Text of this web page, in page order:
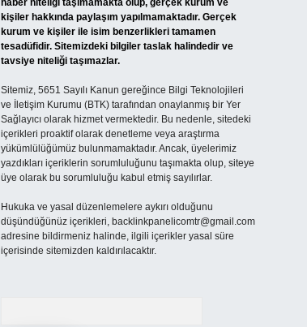
haber niteliği taşımamakta olup, gerçek kurum ve
kişiler hakkında paylaşım yapılmamaktadır. Gerçek
kurum ve kişiler ile isim benzerlikleri tamamen
tesadüfidir. Sitemizdeki bilgiler taslak halindedir ve
tavsiye niteliği taşımazlar.
Sitemiz, 5651 Sayılı Kanun gereğince Bilgi Teknolojileri
ve İletişim Kurumu (BTK) tarafından onaylanmış bir Yer
Sağlayıcı olarak hizmet vermektedir. Bu nedenle, sitedeki
içerikleri proaktif olarak denetleme veya araştırma
yükümlülüğümüz bulunmamaktadır. Ancak, üyelerimiz
yazdıkları içeriklerin sorumluluğunu taşımakta olup, siteye
üye olarak bu sorumluluğu kabul etmiş sayılırlar.
Hukuka ve yasal düzenlemelere aykırı olduğunu
düşündüğünüz içerikleri, backlinkpanelicomtr@gmail.com
adresine bildirmeniz halinde, ilgili içerikler yasal süre
içerisinde sitemizden kaldırılacaktır.